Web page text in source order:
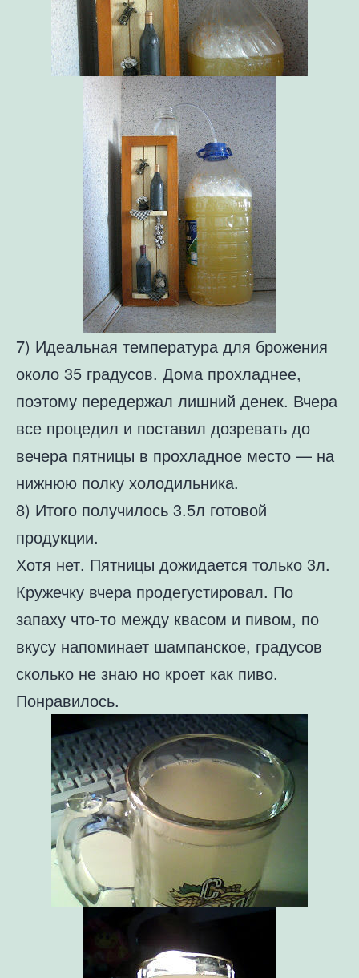
7) Идеальная температура для брожения
около 35 градусов. Дома прохладнее,
поэтому передержал лишний денек. Вчера
все процедил и поставил дозревать до
вечера пятницы в прохладное место — на
нижнюю полку холодильника.
8) Итого получилось 3.5л готовой
продукции.
Хотя нет. Пятницы дожидается только 3л.
Кружечку вчера продегустировал. По
запаху что-то между квасом и пивом, по
вкусу напоминает шампанское, градусов
сколько не знаю но кроет как пиво.
Понравилось.